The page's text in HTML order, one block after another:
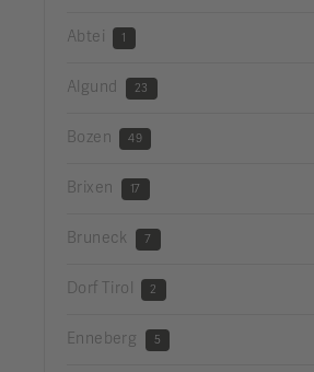
Abtei 1
Algund 23
Bozen 49
Brixen 17
Bruneck 7
Dorf Tirol 2
Enneberg 5